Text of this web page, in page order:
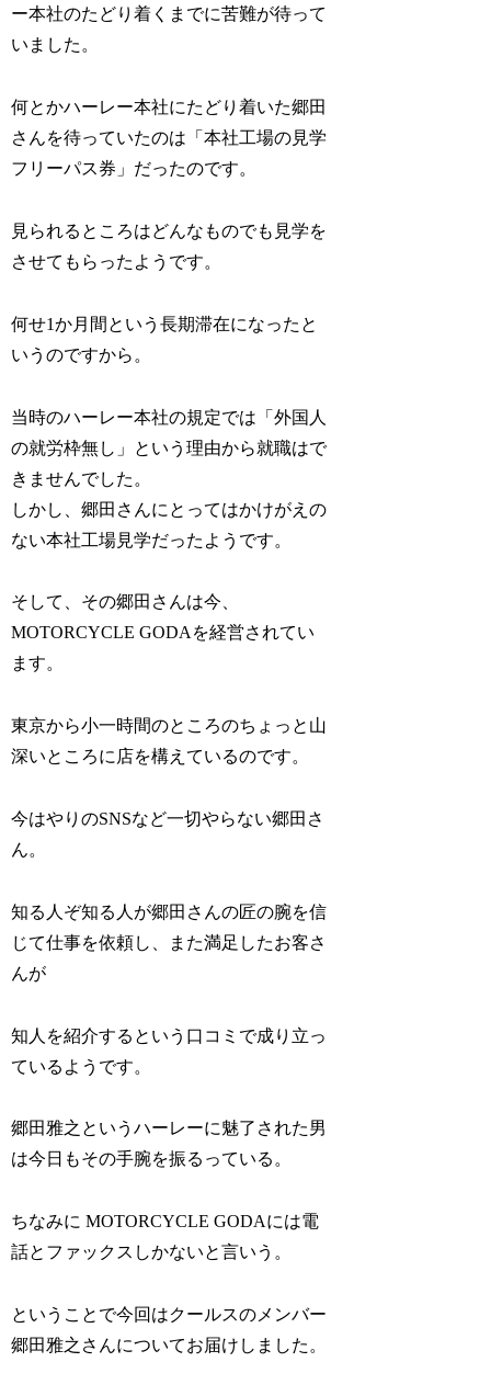
ー本社のたどり着くまでに苦難が待って
いました。
何とかハーレー本社にたどり着いた郷田
さんを待っていたのは「本社工場の見学
フリーパス券」だったのです。
見られるところはどんなものでも見学を
させてもらったようです。
何せ1か月間という長期滞在になったと
いうのですから。
当時のハーレー本社の規定では「外国人
の就労枠無し」という理由から就職はで
きませんでした。
しかし、郷田さんにとってはかけがえの
ない本社工場見学だったようです。
そして、その郷田さんは今、
MOTORCYCLE GODAを経営されてい
ます。
東京から小一時間のところのちょっと山
深いところに店を構えているのです。
今はやりのSNSなど一切やらない郷田さ
ん。
知る人ぞ知る人が郷田さんの匠の腕を信
じて仕事を依頼し、また満足したお客さ
んが
知人を紹介するという口コミで成り立っ
ているようです。
郷田雅之というハーレーに魅了された男
は今日もその手腕を振るっている。
ちなみに MOTORCYCLE GODAには電
話とファックスしかないと言いう。
ということで今回はクールスのメンバー
郷田雅之さんについてお届けしました。